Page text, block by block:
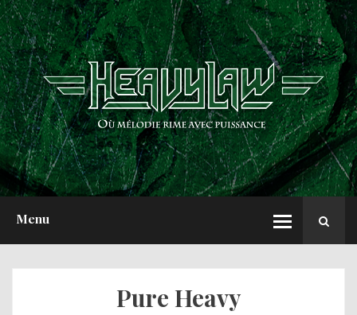
Menu
ACCUEIL
NEWS
CHRONIQUES
INTERVIEWS
REPORTS
A PROPOS
Pure Heavy